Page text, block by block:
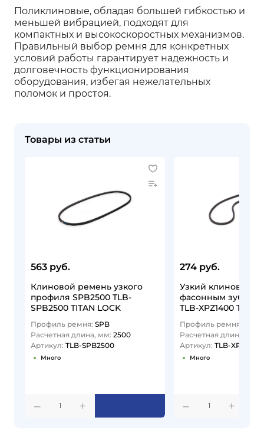
Поликлиновые, обладая большей гибкостью и
меньшей вибрацией, подходят для
компактных и высокоскоростных механизмов.
Правильный выбор ремня для конкретных
условий работы гарантирует надежность и
долговечность функционирования
оборудования, избегая нежелательных
поломок и простоя.
Товары из статьи
563 руб.
Клиновой ремень узкого
профиля SPB2500 TLB-
SPB2500 TITAN LOCK
Профиль ремня: SPB
Расчетная длина, мм: 2500
Артикул: TLB-SPB2500
Много
1
274 руб.
Узкий клиновой
фасонным зубом
TLB-XPZ1400
Профиль ремня:
Расчетная длина, мм:
Артикул: TLB-XPZ1400
Много
1